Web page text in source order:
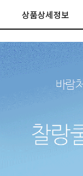
상품상세정보